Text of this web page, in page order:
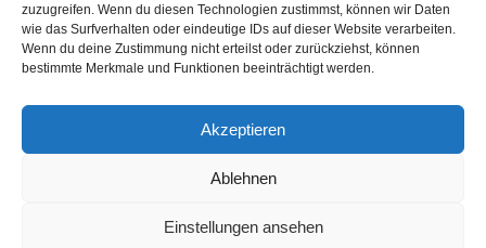
zuzugreifen. Wenn du diesen Technologien zustimmst, können wir Daten
wie das Surfverhalten oder eindeutige IDs auf dieser Website verarbeiten.
Wenn du deine Zustimmung nicht erteilst oder zurückziehst, können
bestimmte Merkmale und Funktionen beeinträchtigt werden.
Akzeptieren
Ablehnen
Einstellungen ansehen
CEO Axsos AG (Gesellschafter der esb data gmbH)